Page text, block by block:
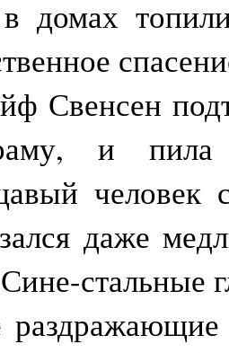
домах
Свенсен
и
человек
даже
стальные